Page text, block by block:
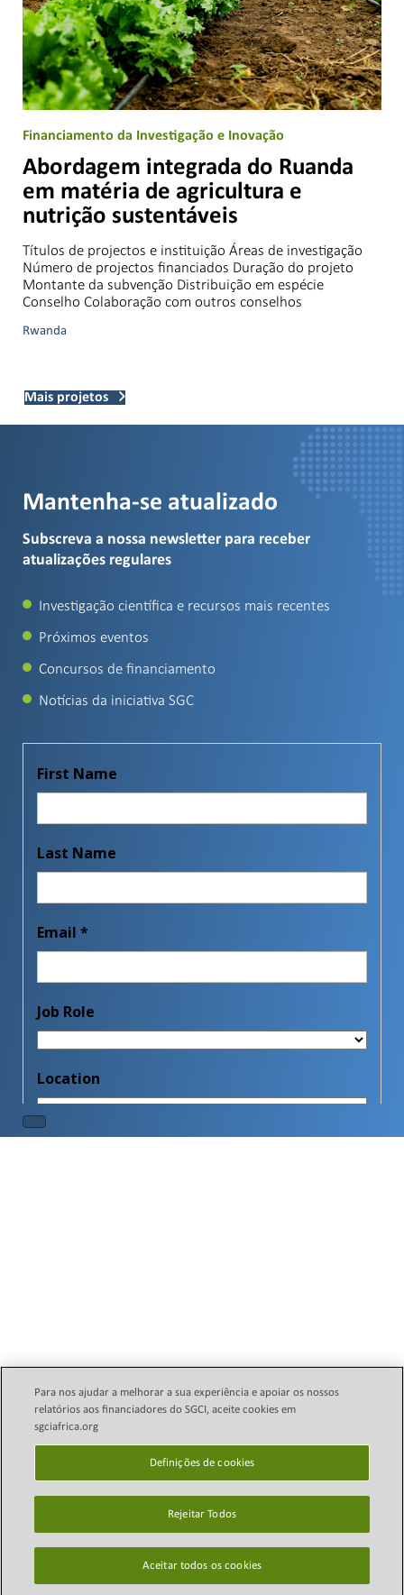
Financiamento da Investigação e Inovação
Abordagem integrada do Ruanda
em matéria de agricultura e
nutrição sustentáveis
Títulos de projectos e instituição Áreas de investigação
Número de projectos financiados Duração do projeto
Montante da subvenção Distribuição em espécie
Conselho Colaboração com outros conselhos
Rwanda
Mais projetos
Mantenha-se atualizado
Subscreva a nossa newsletter para receber
atualizações regulares
Investigação científica e recursos mais recentes
Próximos eventos
Concursos de financiamento
Notícias da iniciativa SGC
Direitos autorais © 2024
Science Granting Councils
Initiative (SGCI)
política de Privacidade
Definições de cookies
Para nos ajudar a melhorar a sua experiência e apoiar os nossos
relatórios aos financiadores do SGCI, aceite cookies em
sgciafrica.org
Definições de cookies
Rejeitar Todos
Aceitar todos os cookies